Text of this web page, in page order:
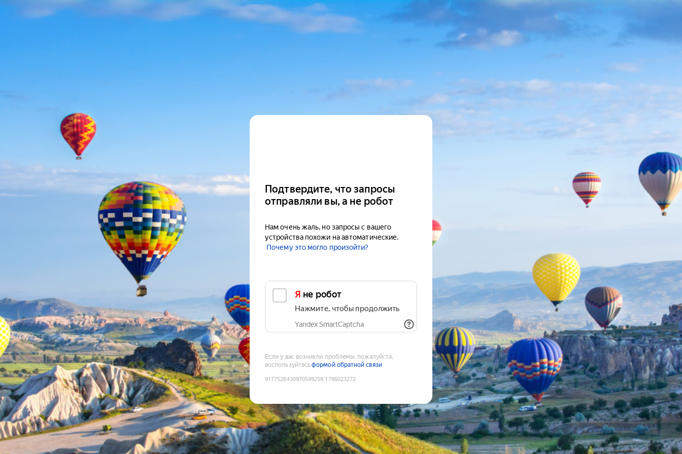
Подтвердите, что запросы
отправляли вы, а не робот
Нам очень жаль, но запросы с вашего
устройства похожи на автоматические.
Почему это могло произойти?
Я не робот
Нажмите, чтобы продолжить
Yandex SmartCaptcha
Если у вас возникли проблемы, пожалуйста,
воспользуйтесьформой обратной связи
9177528430970599258:1786023272